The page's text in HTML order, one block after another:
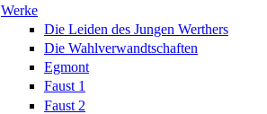
Werke
Die Leiden des Jungen Werthers
Die Wahlverwandtschaften
Egmont
Faust 1
Faust 2